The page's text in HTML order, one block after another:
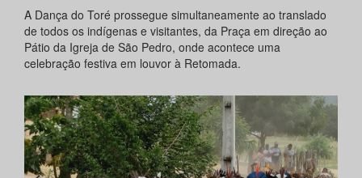
A Dança do Toré prossegue simultaneamente ao translado
de todos os indígenas e visitantes, da Praça em direção ao
Pátio da Igreja de São Pedro, onde acontece uma
celebração festiva em louvor à Retomada.